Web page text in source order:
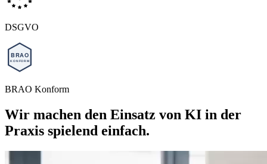
DSGVO
BRAO Konform
Wir machen den Einsatz von KI in der
Praxis spielend einfach.